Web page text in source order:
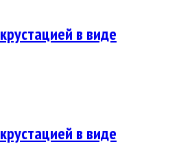
в виде
в виде